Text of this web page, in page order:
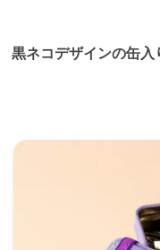
黒ネコデザインの缶入